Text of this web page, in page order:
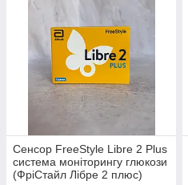
Сенсор FreeStyle Libre 2 Plus
система моніторингу глюкози
(ФріСтайл Лібре 2 плюс)